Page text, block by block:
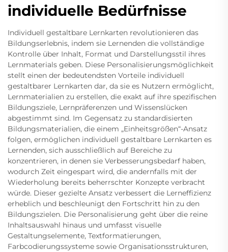
individuelle Bedürfnisse
Individuell gestaltbare Lernkarten revolutionieren das
Bildungserlebnis, indem sie Lernenden die vollständige
Kontrolle über Inhalt, Format und Darstellungsstil ihres
Lernmaterials geben. Diese Personalisierungsmöglichkeit
stellt einen der bedeutendsten Vorteile individuell
gestaltbarer Lernkarten dar, da sie es Nutzern ermöglicht,
Lernmaterialien zu erstellen, die exakt auf ihre spezifischen
Bildungsziele, Lernpräferenzen und Wissenslücken
abgestimmt sind. Im Gegensatz zu standardisierten
Bildungsmaterialien, die einem „Einheitsgrößen“-Ansatz
folgen, ermöglichen individuell gestaltbare Lernkarten es
Lernenden, sich ausschließlich auf Bereiche zu
konzentrieren, in denen sie Verbesserungsbedarf haben,
wodurch Zeit eingespart wird, die andernfalls mit der
Wiederholung bereits beherrschter Konzepte verbracht
würde. Dieser gezielte Ansatz verbessert die Lerneffizienz
erheblich und beschleunigt den Fortschritt hin zu den
Bildungszielen. Die Personalisierung geht über die reine
Inhaltsauswahl hinaus und umfasst visuelle
Gestaltungselemente, Textformatierungen,
Farbcodierungssysteme sowie Organisationsstrukturen,